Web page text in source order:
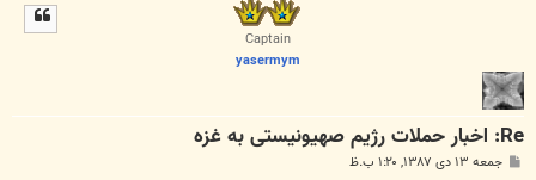
Captain
yasermym
Re: اخبار حملات رژیم صهیونیستی به غزه
پ جمعه ۱۳ دی ۱۳۸۷, ۱:۲۰ ب.ظ